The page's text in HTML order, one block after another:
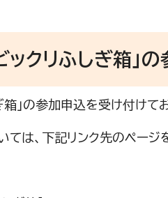
ックリふしぎ箱」
」の参加申込を受け付けて
は、下記リンク先のページ